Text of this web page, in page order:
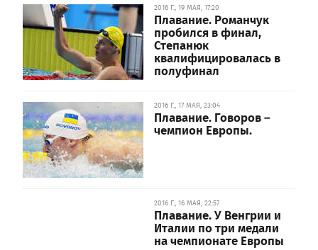
2016 Г., 19 МАЯ, 17:20
Плавание. Романчук
пробился в финал,
Степанюк
квалифицировалась в
полуфинал
2016 Г., 17 МАЯ, 23:04
Плавание. Говоров –
чемпион Европы.
2016 Г., 16 МАЯ, 22:57
Плавание. У Венгрии и
Италии по три медали
на чемпионате Европы